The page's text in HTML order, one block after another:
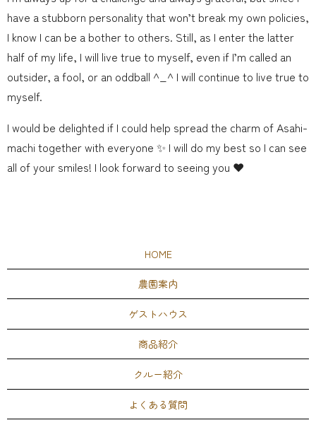
have a stubborn personality that won’t break my own policies,
I know I can be a bother to others. Still, as I enter the latter
half of my life, I will live true to myself, even if I’m called an
outsider, a fool, or an oddball ^_^ I will continue to live true to
myself.
I would be delighted if I could help spread the charm of Asahi-
machi together with everyone ✨ I will do my best so I can see
all of your smiles! I look forward to seeing you ❤️
HOME
農園案内
ゲストハウス
商品紹介
クルー紹介
よくある質問